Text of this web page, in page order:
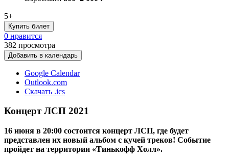
5+
Купить билет
0 нравится
382 просмотра
Добавить в календарь
Google Calendar
Outlook.com
Скачать .ics
Концерт ЛСП 2021
16 июня в 20:00 состоится концерт ЛСП, где будет
представлен их новый альбом с кучей треков! Событие
пройдет на территории «Тинькофф Холл».